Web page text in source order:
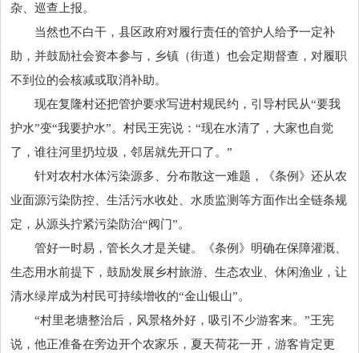
杂、巡查上报。
当然也不白干，县区政府对履行责任的管护人给予一定补
助，并鼓励社会资本参与，乡镇（街道）也会定期督查，对履职
不到位的会核减或取消补助。
现在复隆村还把管护要求写进村规民约，引导村民从“要我
护水”变“我要护水”。村民王宪说：“现在水清了，大家也自觉
了，谁往河里扔垃圾，邻居就先开口了。”
针对农村水体污染源多、分布散这一难题，《条例》还从农
业面源污染防控、生活污水收处、水质监测等方面作出全链条规
定，从源头拧紧污染防治“阀门”。
管好一时易，管长久才是关键。《条例》明确在保障灌溉、
生态用水前提下，鼓励发展乡村旅游、生态农业、休闲渔业，让
清水绿岸成为村民可持续增收的“金山银山”。
“村里老塘整治后，风景格外好，吸引不少游客来。”王宪
说，他正准备在旁边开个农家乐，夏天荷花一开，游客肯定更